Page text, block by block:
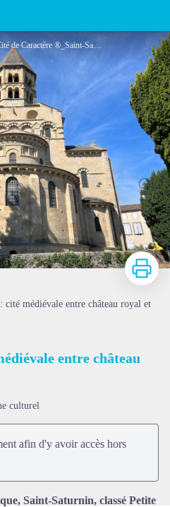
château royal et église romane
Saint-Saturnin - Petite Cité de Caractère ®_Saint-Saturnin - Clermont Auvergne Volcans
Imprimer
cité médiévale entre château royal et
entre château
culturel
afin d'y avoir accès hors
Saint‑Saturnin, classé Petite